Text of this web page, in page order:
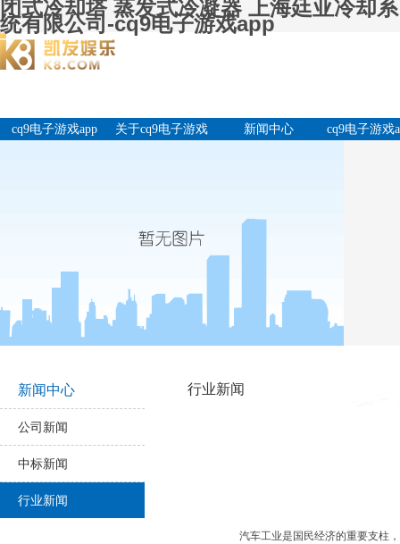
闭式冷却塔 蒸发式冷凝器 上海廷亚冷却系
统有限公司-cq9电子游戏app
cq9电子游戏app
关于cq9电子游戏
新闻中心
cq9电子游戏
新闻中心
公司新闻
中标新闻
行业新闻
行业新闻
汽车工业是国民经济的重要支柱，